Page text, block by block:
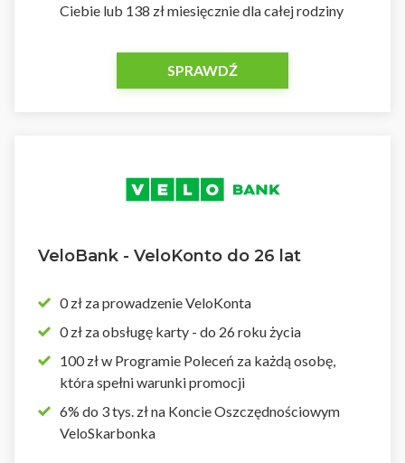
Ciebie lub 138 zł miesięcznie dla całej rodziny
SPRAWDŹ
VeloBank - VeloKonto do 26 lat
0 zł za prowadzenie VeloKonta
0 zł za obsługę karty - do 26 roku życia
100 zł w Programie Poleceń za każdą osobę,
która spełni warunki promocji
6% do 3 tys. zł na Koncie Oszczędnościowym
VeloSkarbonka